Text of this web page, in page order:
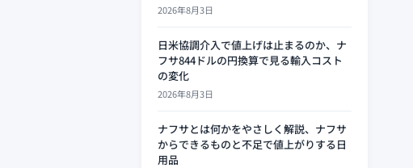
2026年8月3日
日米協調介入で値上げは止まるのか、ナ
フサ844ドルの円換算で見る輸入コスト
の変化
2026年8月3日
ナフサとは何かをやさしく解説、ナフサ
からできるものと不足で値上がりする日
用品